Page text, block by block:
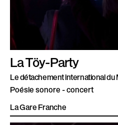
La Töy-Party
Le détachement international du
Poésie sonore - concert
La Gare Franche